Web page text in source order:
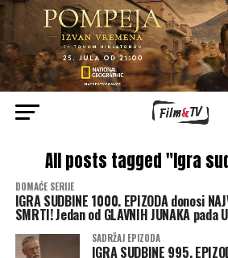
All posts tagged "Igra
DOMAĆE SERIJE
IGRA SUDBINE 1000. EPIZODA donosi
SMRTI! Jedan od GLAVNIH JUNAKA pada
SADRŽAJ EPIZODA
IGRA SUDBINE 995.